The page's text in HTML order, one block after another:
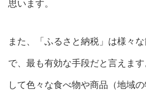
思います。
また、「ふるさと納税」は様々
で、最も有効な手段だと言えま
して色々な食べ物や商品（地域の